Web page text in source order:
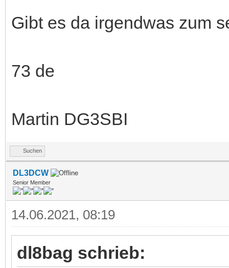
Gibt es da irgendwas zum
73 de
Martin DG3SBI
Suchen
DL3DCW
Senior Member
14.06.2021, 08:19
dl8bag schrieb: